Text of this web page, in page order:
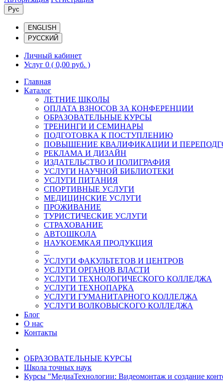
Рус
ENGLISH
РУССКИЙ
Личный кабинет
Услуг 0 ( 0,00 руб. )
Главная
Каталог
ЛЕТНИЕ ШКОЛЫ
ОПЛАТА ВЗНОСОВ ЗА КОНФЕРЕНЦИИ
ОБРАЗОВАТЕЛЬНЫЕ КУРСЫ
ТРЕНИНГИ И СЕМИНАРЫ
ПОДГОТОВКА К ПОСТУПЛЕНИЮ
ПОВЫШЕНИЕ КВАЛИФИКАЦИИ И
РЕКЛАМА И ДИЗАЙН
ИЗДАТЕЛЬСТВО И ПОЛИГРАФИЯ
УСЛУГИ НАУЧНОЙ БИБЛИОТЕКИ
УСЛУГИ ПИТАНИЯ
СПОРТИВНЫЕ УСЛУГИ
МЕДИЦИНСКИЕ УСЛУГИ
ПРОЖИВАНИЕ
ТУРИСТИЧЕСКИЕ УСЛУГИ
СТРАХОВАНИЕ
АВТОШКОЛА
НАУКОЕМКАЯ ПРОДУКЦИЯ
УСЛУГИ ФАКУЛЬТЕТОВ И ЦЕНТРОВ
УСЛУГИ ОРГАНОВ ВЛАСТИ
УСЛУГИ ТЕХНОЛОГИЧЕСКОГО КОЛЛЕДЖА
УСЛУГИ ТЕХНОПАРКА
УСЛУГИ ГУМАНИТАРНОГО КОЛЛЕДЖА
УСЛУГИ ВОЛКОВЫСКОГО КОЛЛЕДЖА
Блог
О нас
Контакты
ОБРАЗОВАТЕЛЬНЫЕ КУРСЫ
Школа точных наук
Курсы "МедиаТехнологии: Видеомонтаж и создание